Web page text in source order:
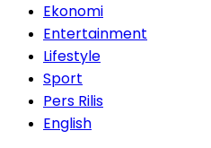
Ekonomi
Entertainment
Lifestyle
Sport
Pers Rilis
English